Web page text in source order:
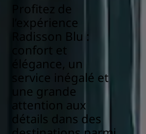
Profitez de
l’expérience
Radisson Blu :
confort et
élégance, un
service inégalé et
une grande
attention aux
détails dans des